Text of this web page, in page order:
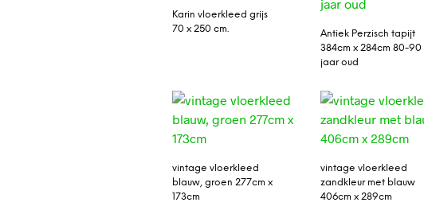
Karin vloerkleed grijs
70 x 250 cm.
Antiek Perzisch tapijt
384cm x 284cm 80-90
jaar oud
vintage vloerkleed
blauw, groen 277cm x
173cm
vintage vloerkleed
zandkleur met blauw
406cm x 289cm